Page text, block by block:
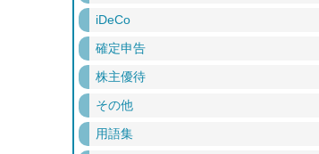
iDeCo
確定申告
株主優待
その他
用語集